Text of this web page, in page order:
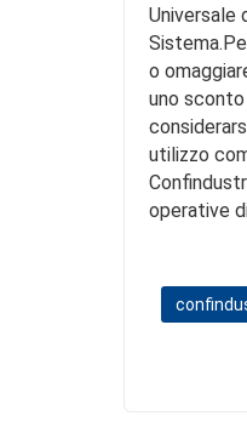
Universale
o
uno
utilizzo
operative